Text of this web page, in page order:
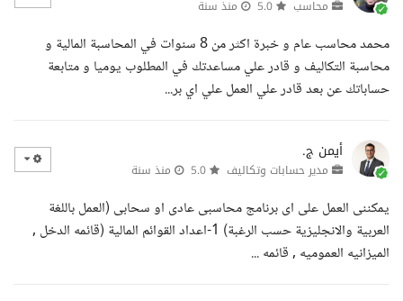
محاسب منذ سنة
محمد محاسب عام و خبرة اكثر من 8 سنوات في المحاسبة المالية و
محاسبة التكاليف و قادر علي مساعدتك في المطلوب يوميا و متابعة
حساباتك عن بعد قادر علي العمل علي اي بر...
أيمن ج.
مدير حسابات وتكاليف منذ سنة
يمكننى العمل على اى برنامج محاسبى عادى او سحابى (العمل باللغة
العربية والانجليزية حسب الرغبة) 1-اعداد القوائم المالية (قائمه الدخل ,
الميزانيه العموميه , قائمه ...